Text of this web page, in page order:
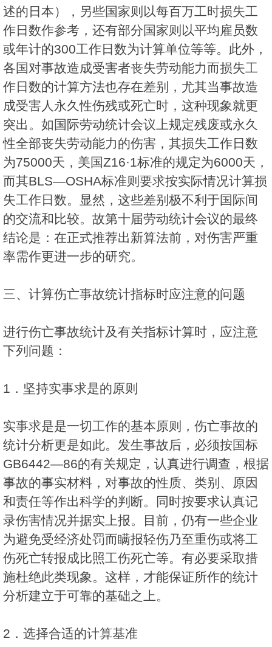
述的日本），另些国家则以每百万工时损失工
作日数作参考，还有部分国家则以平均雇员数
或年计的300工作日数为计算单位等等。此外，
各国对事故造成受害者丧失劳动能力而损失工
作日数的计算方法也存在差别，尤其当事故造
成受害人永久性伤残或死亡时，这种现象就更
突出。如国际劳动统计会议上规定残废或永久
性全部丧失劳动能力的伤害，其损失工作日数
为75000天，美国Z16·1标准的规定为6000天，
而其BLS—OSHA标准则要求按实际情况计算损
失工作日数。显然，这些差别极不利于国际间
的交流和比较。故第十届劳动统计会议的最终
结论是：在正式推荐出新算法前，对伤害严重
率需作更进一步的研究。
三、计算伤亡事故统计指标时应注意的问题
进行伤亡事故统计及有关指标计算时，应注意
下列问题：
1．坚持实事求是的原则
实事求是是一切工作的基本原则，伤亡事故的
统计分析更是如此。发生事故后，必须按国标
GB6442—86的有关规定，认真进行调查，根据
事故的事实材料，对事故的性质、类别、原因
和责任等作出科学的判断。同时按要求认真记
录伤害情况并据实上报。目前，仍有一些企业
为避免受经济处罚而瞒报轻伤乃至重伤或将工
伤死亡转报成比照工伤死亡等。有必要采取措
施杜绝此类现象。这样，才能保证所作的统计
分析建立于可靠的基础之上。
2．选择合适的计算基准